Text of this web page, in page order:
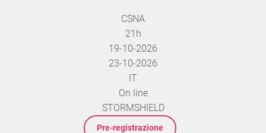
CSNA
21h
19-10-2026
23-10-2026
IT
On line
STORMSHIELD
Pre-registrazione